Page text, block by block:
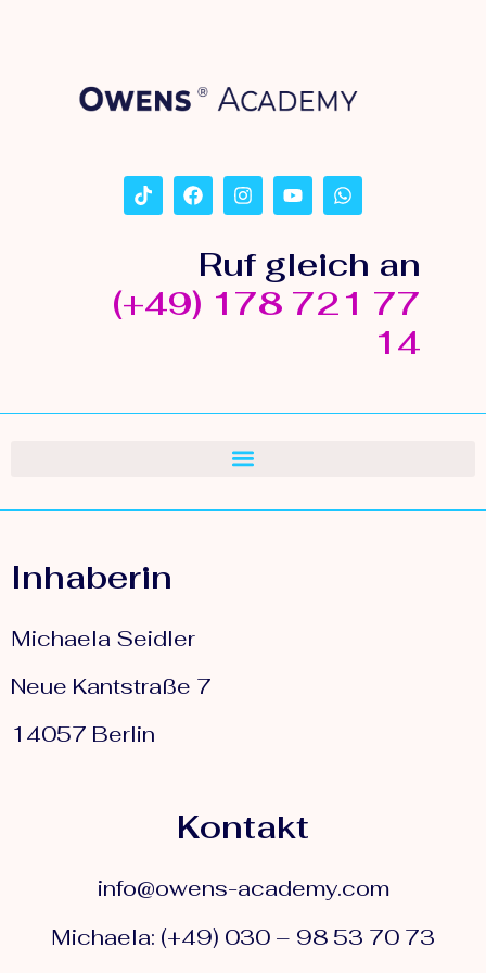
Ruf gleich an
(+49) 178 721 77
14
Inhaberin
Michaela Seidler
Neue Kantstraße 7
14057 Berlin
Kontakt
info@owens-academy.com
Michaela: (+49) 030 – 98 53 70 73